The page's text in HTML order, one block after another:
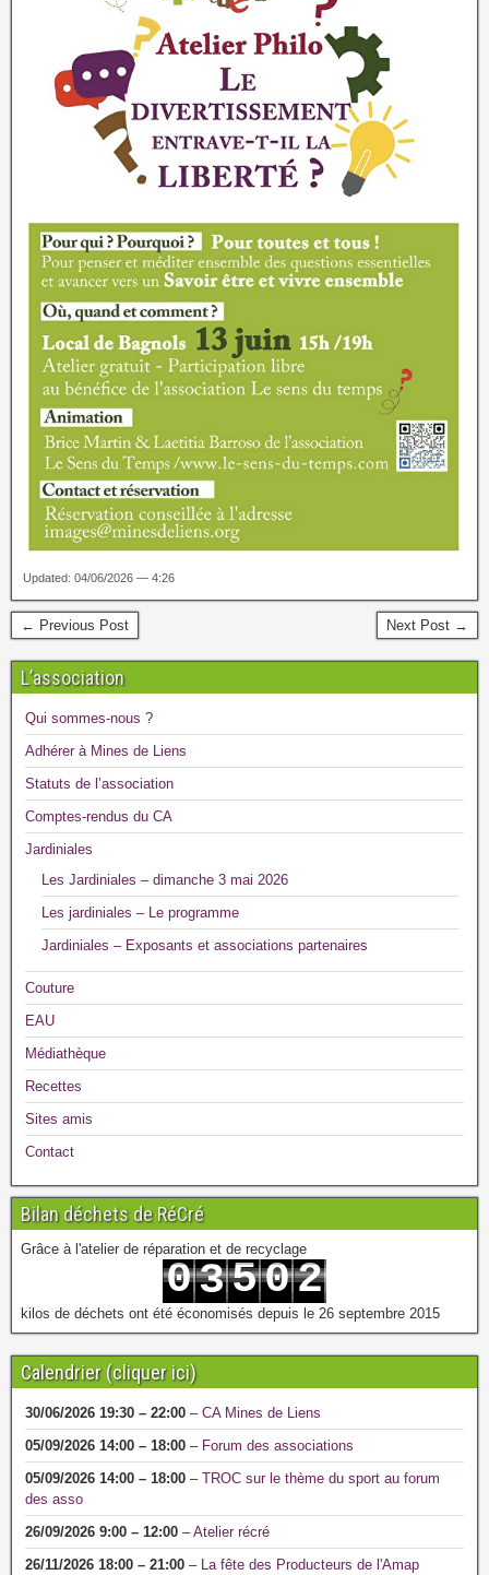
Updated: 04/06/2026 — 4:26
← Previous Post Next Post →
L’association
Qui sommes-nous ?
Adhérer à Mines de Liens
Statuts de l’association
Comptes-rendus du CA
Jardiniales
Les Jardiniales – dimanche 3 mai 2026
Les jardiniales – Le programme
Jardiniales – Exposants et associations partenaires
Couture
EAU
Médiathèque
Recettes
Sites amis
Contact
Bilan déchets de RéCré
Grâce à l'atelier de réparation et de recyclage
0
1
3
4
5
6
0
1
2
3
kilos de déchets ont été économisés depuis le 26 septembre 2015
Calendrier (cliquer ici)
30/06/2026 19:30 – 22:00 – CA Mines de Liens
05/09/2026 14:00 – 18:00 – Forum des associations
05/09/2026 14:00 – 18:00 – TROC sur le thème du sport au forum
des asso
26/09/2026 9:00 – 12:00 –Atelier récré
26/11/2026 18:00 – 21:00 – La fête des Producteurs de l'Amap